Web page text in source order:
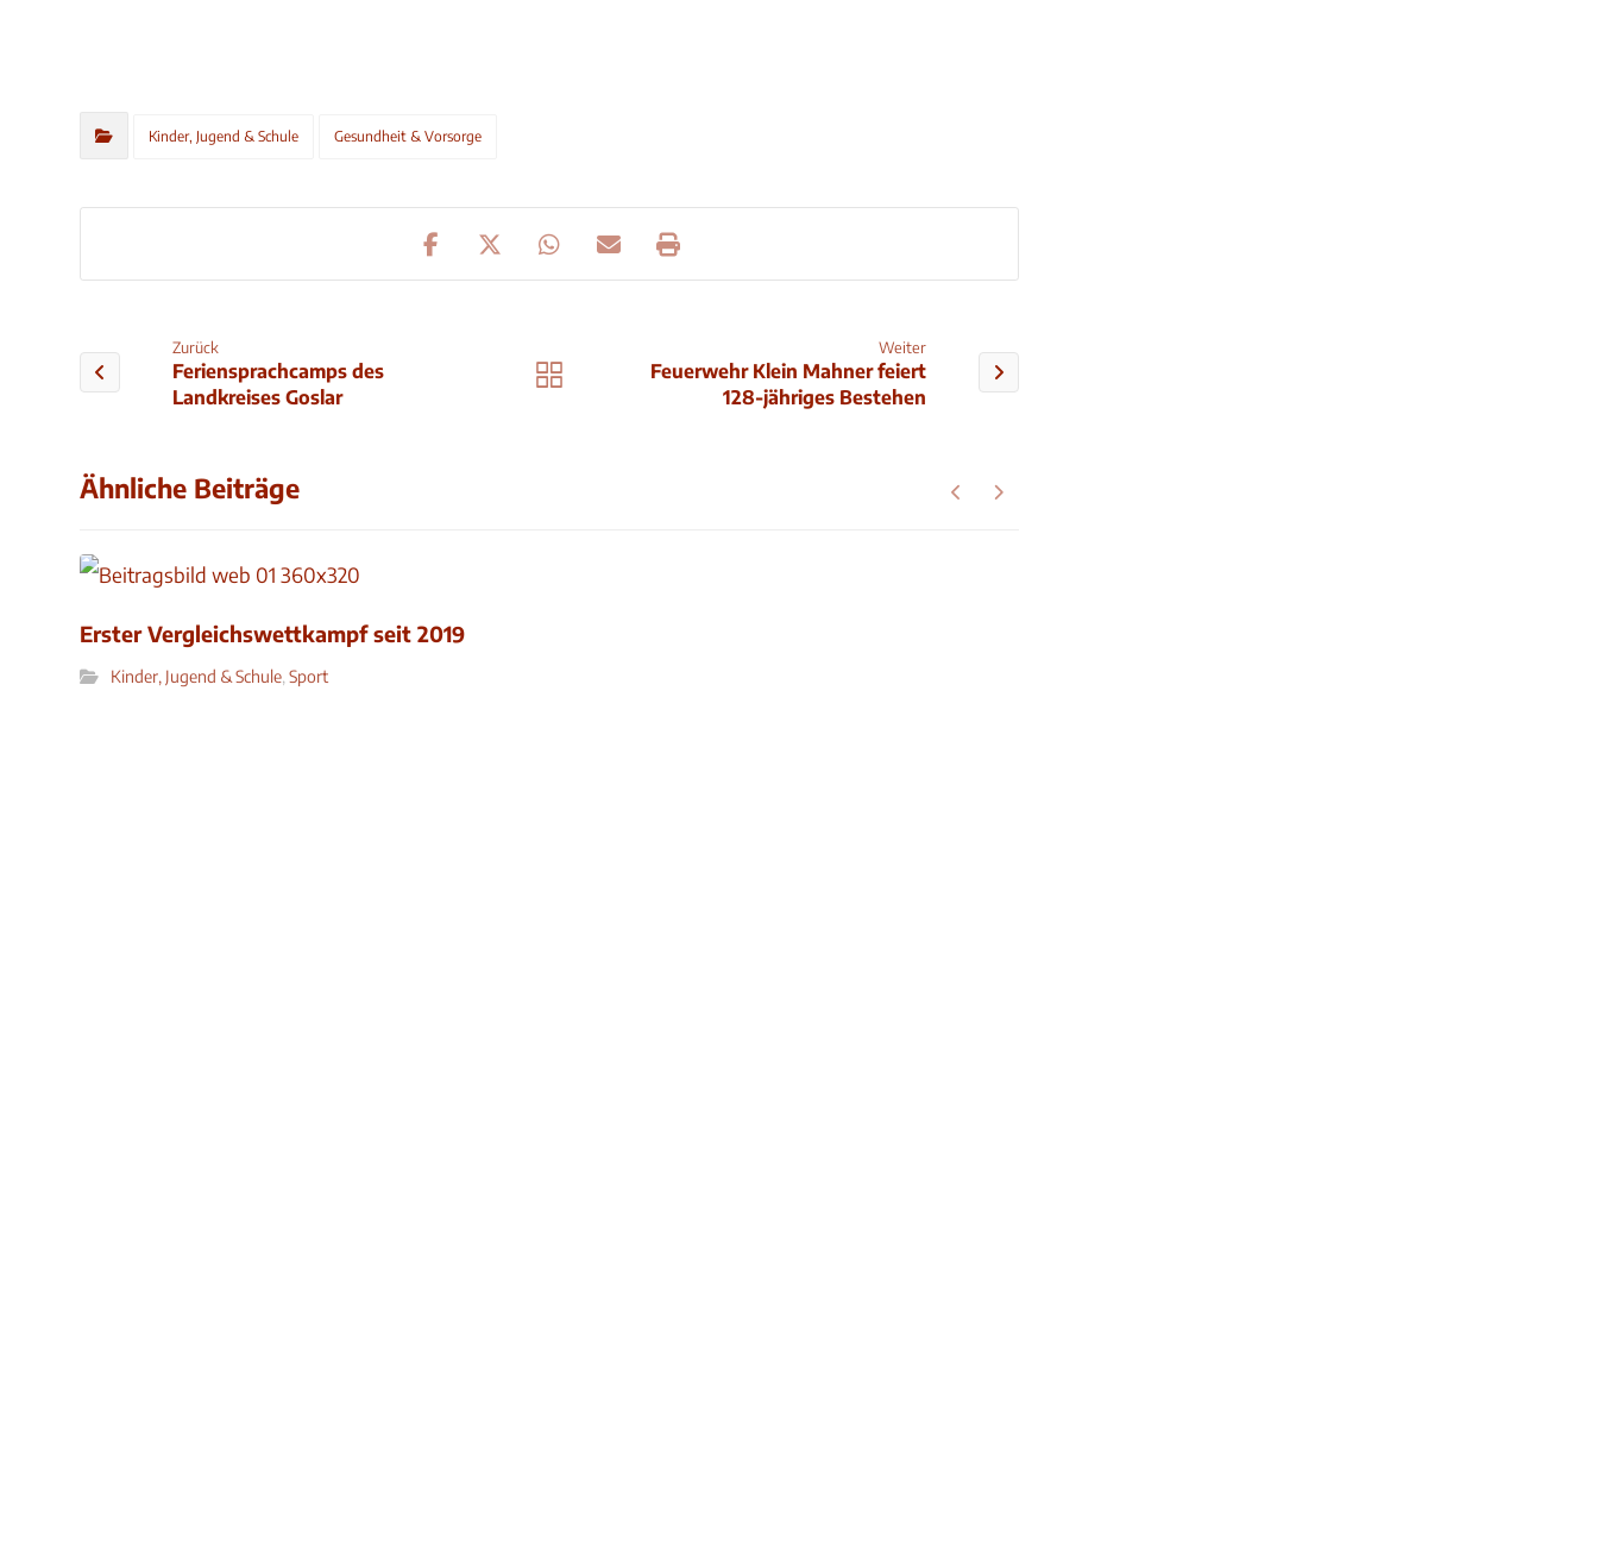
Kinder, Jugend & Schule Gesundheit & Vorsorge
Zurück
Feriensprachcamps des
Landkreises Goslar
Weiter
Feuerwehr Klein Mahner feiert
128-jähriges Bestehen
Ähnliche Beiträge
Erster Vergleichswettkampf seit 2019
Kinder, Jugend & Schule,Sport